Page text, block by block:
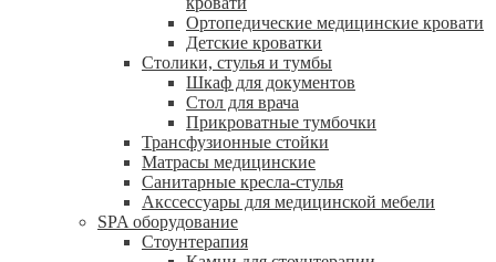
Ортопедические медицинские кровати
Детские кроватки
Столики, стулья и тумбы
Шкаф для документов
Стол для врача
Прикроватные тумбочки
Трансфузионные стойки
Матрасы медицинские
Санитарные кресла-стулья
Акссессуары для медицинской мебели
SPA оборудование
Стоунтерапия